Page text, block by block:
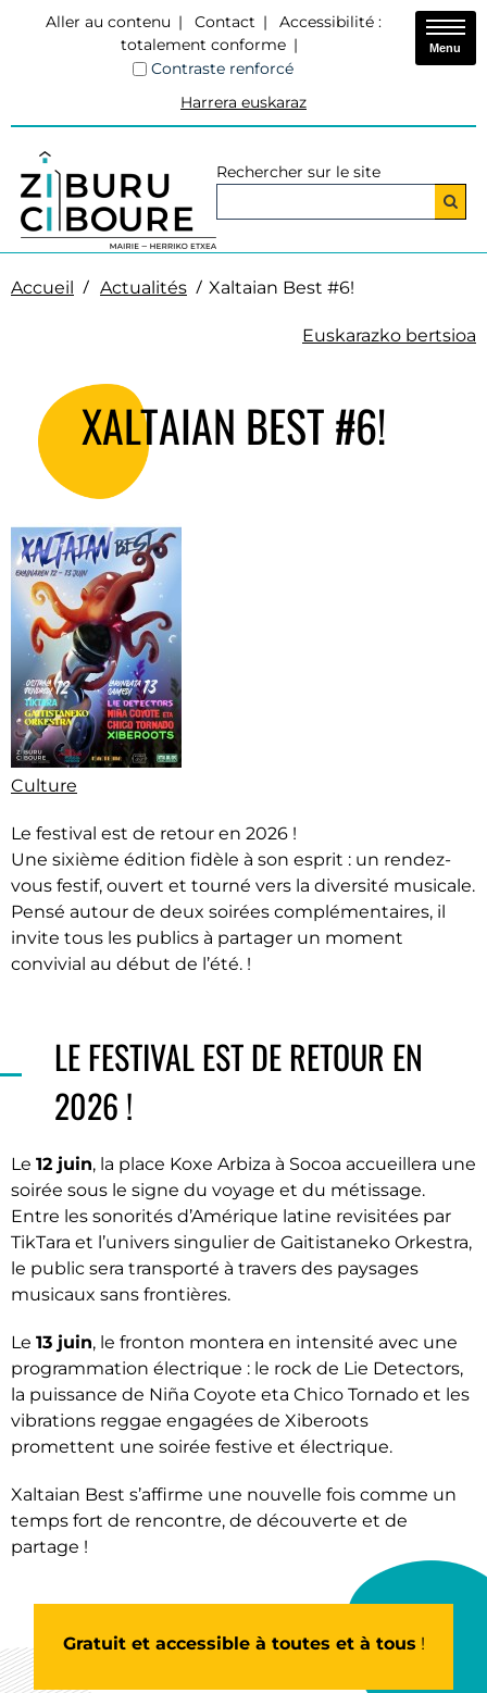
Aller au contenu Contact
Accessibilité :
totalement conforme
Contraste renforcé
Harrera euskaraz
Rechercher sur le site
Menu
Accueil Actualités Xaltaian Best #6!
Euskarazko bertsioa
XALTAIAN BEST #6!
Culture
Le festival est de retour en 2026 !
Une sixième édition fidèle à son esprit : un rendez-
vous festif, ouvert et tourné vers la diversité musicale.
Pensé autour de deux soirées complémentaires, il
invite tous les publics à partager un moment
convivial au début de l’été. !
LE FESTIVAL EST DE RETOUR EN
2026 !
Le 12 juin, la place Koxe Arbiza à Socoa accueillera une
soirée sous le signe du voyage et du métissage.
Entre les sonorités d’Amérique latine revisitées par
TikTara et l’univers singulier de Gaitistaneko Orkestra,
le public sera transporté à travers des paysages
musicaux sans frontières.
Le 13 juin, le fronton montera en intensité avec une
programmation électrique : le rock de Lie Detectors,
la puissance de Niña Coyote eta Chico Tornado et les
vibrations reggae engagées de Xiberoots
promettent une soirée festive et électrique.
Xaltaian Best s’affirme une nouvelle fois comme un
temps fort de rencontre, de découverte et de
partage !
Gratuit et accessible à toutes et à tous !